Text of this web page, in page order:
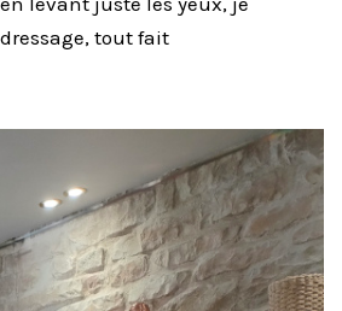
tout fait